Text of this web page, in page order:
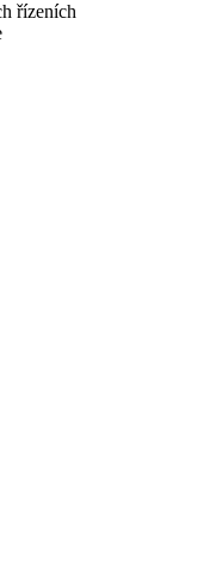
řízeních